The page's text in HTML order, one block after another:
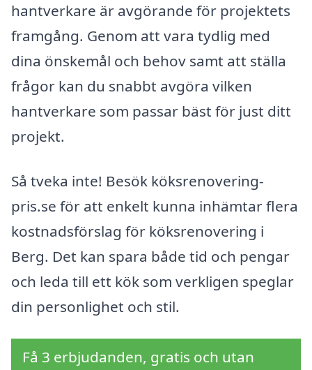
hantverkare är avgörande för projektets
framgång. Genom att vara tydlig med
dina önskemål och behov samt att ställa
frågor kan du snabbt avgöra vilken
hantverkare som passar bäst för just ditt
projekt.
Så tveka inte! Besök köksrenovering-
pris.se för att enkelt kunna inhämtar flera
kostnadsförslag för köksrenovering i
Berg. Det kan spara både tid och pengar
och leda till ett kök som verkligen speglar
din personlighet och stil.
Få 3 erbjudanden, gratis och utan